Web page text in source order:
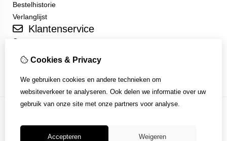
Bestelhistorie
Verlanglijst
Klantenservice
Contact
Algemene Voorwaarden
Cookies & Privacy
We gebruiken cookies en andere technieken om
websiteverkeer te analyseren. Ook delen we informatie over uw
gebruik van onze site met onze partners voor analyse.
Accepteren Weigeren